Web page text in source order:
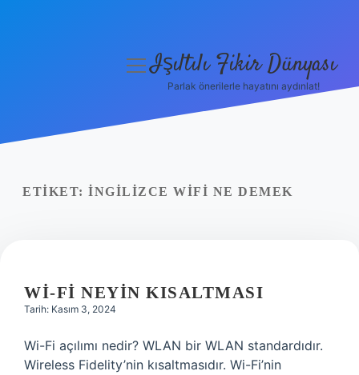
Yasal Uyarı
menüyüIşıltılı Fikir Dünyası
Parlak önerilerle hayatını aydınlat!
ETIKET: İNGILIZCE WIFI NE DEMEK
WI-FI NEYIN KISALTMASI
Tarih: Kasım 3, 2024
Wi-Fi açılımı nedir? WLAN bir WLAN standardıdır.
Wireless Fidelity’nin kısaltmasıdır. Wi-Fi’nin